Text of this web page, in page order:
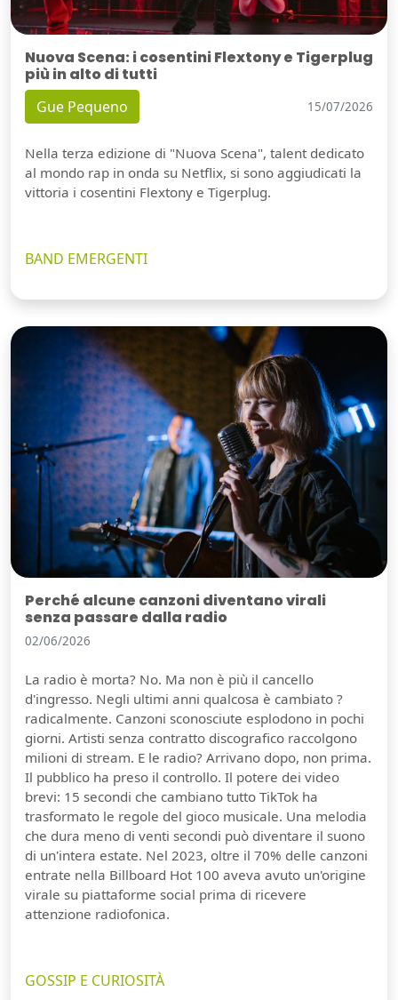
Nuova Scena: i cosentini Flextony e Tigerplug
più in alto di tutti
Gue Pequeno 15/07/2026
Nella terza edizione di "Nuova Scena", talent dedicato
al mondo rap in onda su Netflix, si sono aggiudicati la
vittoria i cosentini Flextony e Tigerplug.
BAND EMERGENTI
Perché alcune canzoni diventano virali
senza passare dalla radio
02/06/2026
La radio è morta? No. Ma non è più il cancello
d'ingresso. Negli ultimi anni qualcosa è cambiato ?
radicalmente. Canzoni sconosciute esplodono in pochi
giorni. Artisti senza contratto discografico raccolgono
milioni di stream. E le radio? Arrivano dopo, non prima.
Il pubblico ha preso il controllo. Il potere dei video
brevi: 15 secondi che cambiano tutto TikTok ha
trasformato le regole del gioco musicale. Una melodia
che dura meno di venti secondi può diventare il suono
di un'intera estate. Nel 2023, oltre il 70% delle canzoni
entrate nella Billboard Hot 100 aveva avuto un'origine
virale su piattaforme social prima di ricevere
attenzione radiofonica.
GOSSIP E CURIOSITÀ